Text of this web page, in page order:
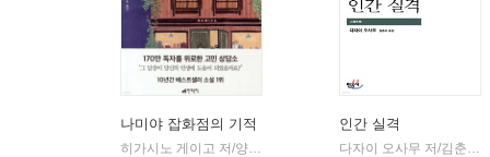
나미야 잡화점의 기적
히가시노 게이고 저/양윤옥 역
현대문학
인간 실격
다자이 오사무 저/김춘미 역